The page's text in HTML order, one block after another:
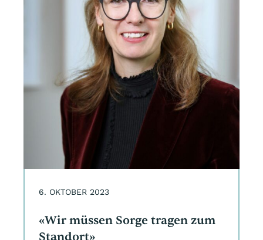
6. OKTOBER 2023
«Wir müssen Sorge tragen zum
Standort»